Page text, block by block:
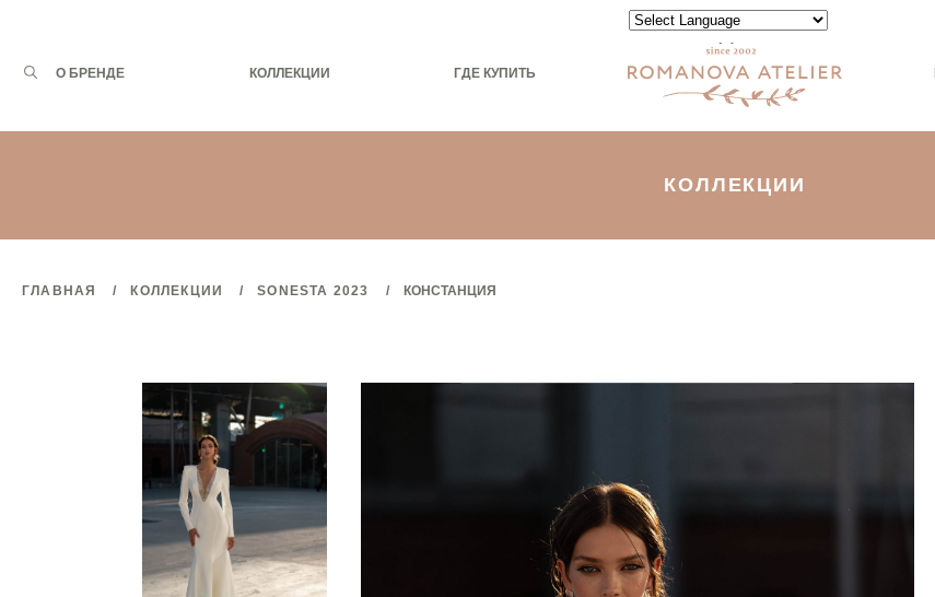
Запрос
О БРЕНДЕ КОЛЛЕКЦИИ ГДЕ КУПИТЬ
Powered by
КОЛЛЕКЦИИ
ГЛАВНАЯ КОЛЛЕКЦИИ SONESTA 2023 КОНСТАНЦИЯ